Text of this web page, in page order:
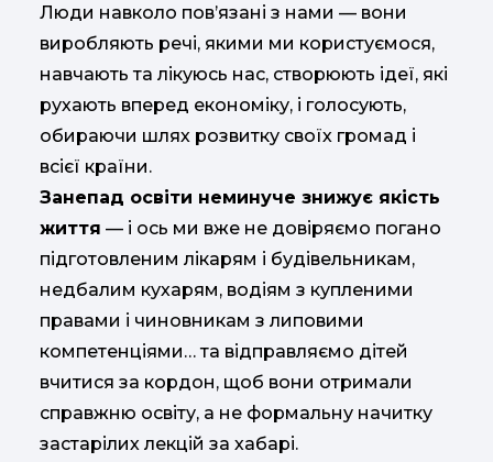
Люди навколо пов’язані з нами — вони
виробляють речі, якими ми користуємося,
навчають та лікуюсь нас, створюють ідеї, які
рухають вперед економіку, і голосують,
обираючи шлях розвитку своїх громад і
всієї країни.
Занепад освіти неминуче знижує якість
життя — і ось ми вже не довіряємо погано
підготовленим лікарям і будівельникам,
недбалим кухарям, водіям з купленими
правами і чиновникам з липовими
компетенціями… та відправляємо дітей
вчитися за кордон, щоб вони отримали
справжню освіту, а не формальну начитку
застарілих лекцій за хабарі.